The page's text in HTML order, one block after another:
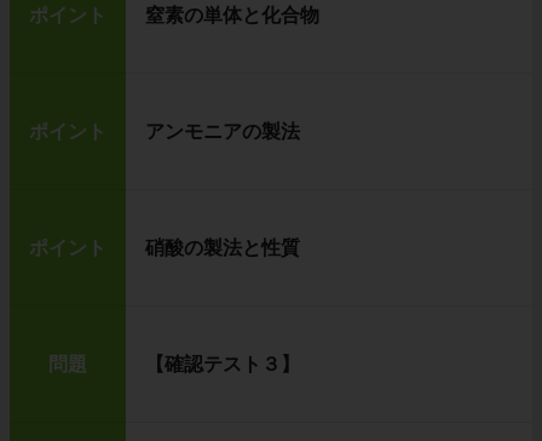
ポイント 窒素の単体と化合物
ポイント アンモニアの製法
ポイント 硝酸の製法と性質
問題 【確認テスト３】